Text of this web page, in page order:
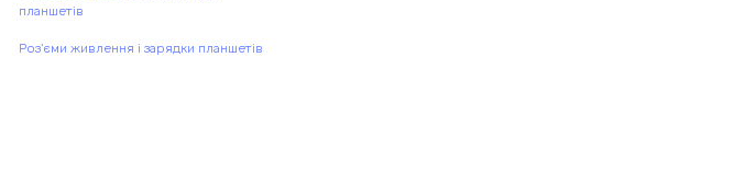
планшетів
Роз'єми живлення і зарядки планшетів